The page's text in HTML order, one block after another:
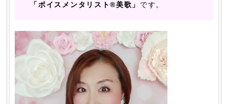
「ボイスメンタリスト®美歌」 です。